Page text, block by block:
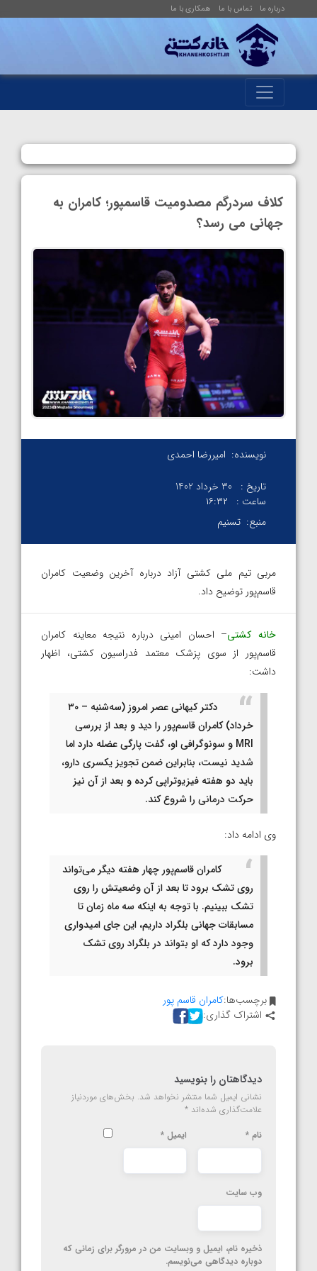
درباره ما تماس با ما همکاری با ما
کلاف سردرگم مصدومیت قاسمپور؛ کامران به
جهانی می رسد؟
نویسنده: امیررضا احمدی
تاریخ :
30 خرداد 1402
ساعت :
۱۶:۳۲
منبع: تسنیم
مربی تیم ملی کشتی آزاد درباره آخرین وضعیت کامران
قاسم‌پور توضیح داد.
خانه کشتی– احسان امینی درباره نتیجه معاینه کامران
قاسم‌پور از سوی پزشک معتمد فدراسیون کشتی، اظهار
داشت:
دکتر کیهانی عصر امروز (سه‌شنبه – ۳۰
خرداد) کامران قاسم‌پور را دید و بعد از بررسی
MRI و سونوگرافی او، گفت پارگی عضله دارد اما
شدید نیست، بنابراین ضمن تجویز یکسری دارو،
باید دو هفته فیزیوتراپی کرده و بعد از آن نیز
حرکت درمانی را شروع کند.
وی ادامه داد:
کامران قاسم‌پور چهار هفته دیگر می‌تواند
روی تشک برود تا بعد از آن وضعیتش را روی
تشک ببینیم. با توجه به اینکه سه ماه زمان تا
مسابقات جهانی بلگراد داریم، این جای امیدواری
وجود دارد که او بتواند در بلگراد روی تشک
برود.
برچسب‌ها:کامران قاسم پور
اشتراک گذاری:
دیدگاهتان را بنویسید
نشانی ایمیل شما منتشر نخواهد شد. بخش‌های موردنیاز
علامت‌گذاری شده‌اند *
نام * ایمیل *
وب‌ سایت
ذخیره نام، ایمیل و وبسایت من در مرورگر برای زمانی که
دوباره دیدگاهی می‌نویسم.